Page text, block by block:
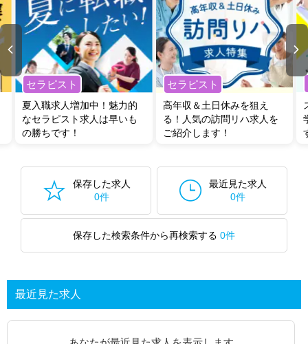
セラピスト
夏入職求人増加中！魅力的
なセラピスト求人は早いも
の勝ちです！
セラピスト
高年収＆土日休みを狙え
る！人気の訪問リハ求人を
ご紹介します！
保存した求人
0件
最近見た求人
0件
保存した検索条件から再検索する 0件
最近見た求人